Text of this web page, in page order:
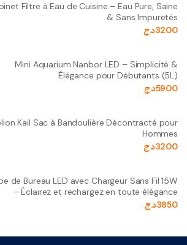
Filtre à Eau de Cuisine – Eau Pure, Saine
& Sans Impuretés
3200د.ج
Mini Aquarium Nanbor LED – Simplicité &
Élégance pour Débutants (5L)
5900د.ج
Kail Sac à Bandoulière Décontracté pour
Hommes
3200د.ج
de Bureau LED avec Chargeur Sans Fil 15W
– Éclairez et rechargez en toute élégance
3850د.ج